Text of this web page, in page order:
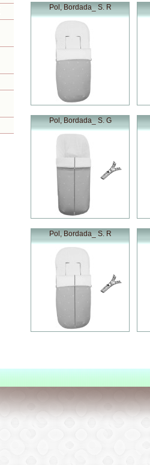
Pol, Bordada_ S. R
Pol, Bordada_ S. G
Pol, Bordada_ S. R